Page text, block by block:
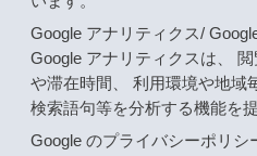
Google アナリティクス/
Google アナリティクスは、
や滞在時間、 利用環境や地域
検索語句等を分析する機能を
Google のプライバシーポリシ